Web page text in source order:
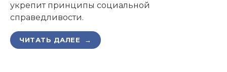
укрепит принципы социальной
справедливости.
ЧИТАТЬ ДАЛЕЕ →